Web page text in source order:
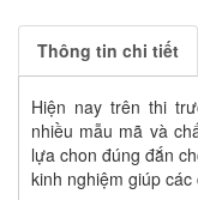
Thông tin chi tiết
Hiện nay trên thi
nhiều mẫu mã và
lựa chon đúng đắn
kinh nghiệm giúp